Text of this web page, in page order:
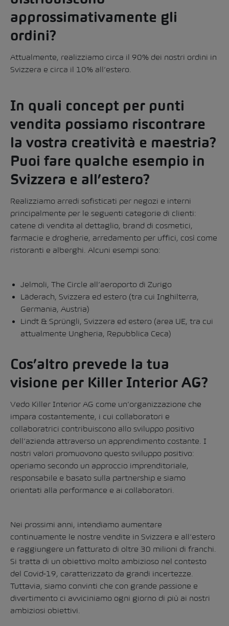
approssimativamente gli
ordini?
Attualmente, realizziamo circa il 90% dei nostri ordini in
Svizzera e circa il 10% all’estero.
In quali concept per punti
vendita possiamo riscontrare
la vostra creatività e maestria?
Puoi fare qualche esempio in
Svizzera e all’estero?
Realizziamo arredi sofisticati per negozi e interni
principalmente per le seguenti categorie di clienti:
catene di vendita al dettaglio, brand di cosmetici,
farmacie e drogherie, arredamento per uffici, così come
ristoranti e alberghi. Alcuni esempi sono:
Jelmoli, The Circle all’aeroporto di Zurigo
Läderach, Svizzera ed estero (tra cui Inghilterra,
Germania, Austria)
Lindt & Sprüngli, Svizzera ed estero (area UE, tra cui
attualmente Ungheria, Repubblica Ceca)
Cos’altro prevede la tua
visione per Killer Interior AG?
Vedo Killer Interior AG come un’organizzazione che
impara costantemente, i cui collaboratori e
collaboratrici contribuiscono allo sviluppo positivo
dell’azienda attraverso un apprendimento costante. I
nostri valori promuovono questo sviluppo positivo:
operiamo secondo un approccio imprenditoriale,
responsabile e basato sulla partnership e siamo
orientati alla performance e ai collaboratori.
Nei prossimi anni, intendiamo aumentare
continuamente le nostre vendite in Svizzera e all’estero
e raggiungere un fatturato di oltre 30 milioni di franchi.
Si tratta di un obiettivo molto ambizioso nel contesto
del Covid-19, caratterizzato da grandi incertezze.
Tuttavia, siamo convinti che con grande passione e
divertimento ci avviciniamo ogni giorno di più ai nostri
ambiziosi obiettivi.